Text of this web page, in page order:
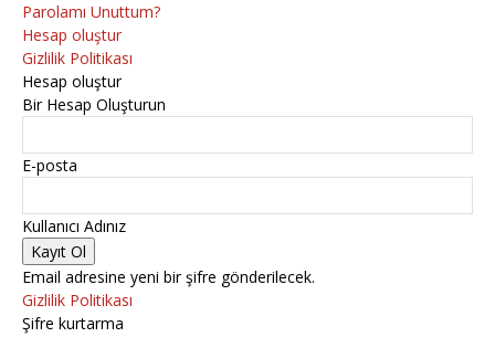
Parolamı Unuttum?
Hesap oluştur
Gizlilik Politikası
Hesap oluştur
Bir Hesap Oluşturun
E-posta
Kullanıcı Adınız
Email adresine yeni bir şifre gönderilecek.
Gizlilik Politikası
Şifre kurtarma